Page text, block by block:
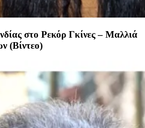
στο Ρεκόρ Γκίνες – Μαλλιά
(Βίντεο)